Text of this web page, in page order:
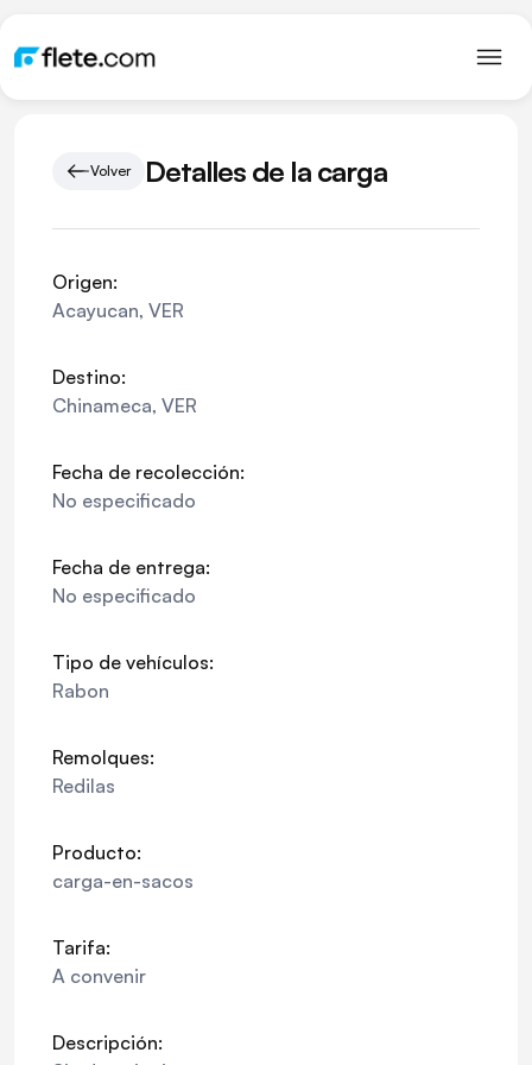
Volver Detalles de la carga
Origen:
Acayucan, VER
Destino:
Chinameca, VER
Fecha de recolección:
No especificado
Fecha de entrega:
No especificado
Tipo de vehículos:
Rabon
Remolques:
Redilas
Producto:
carga-en-sacos
Tarifa:
A convenir
Descripción: